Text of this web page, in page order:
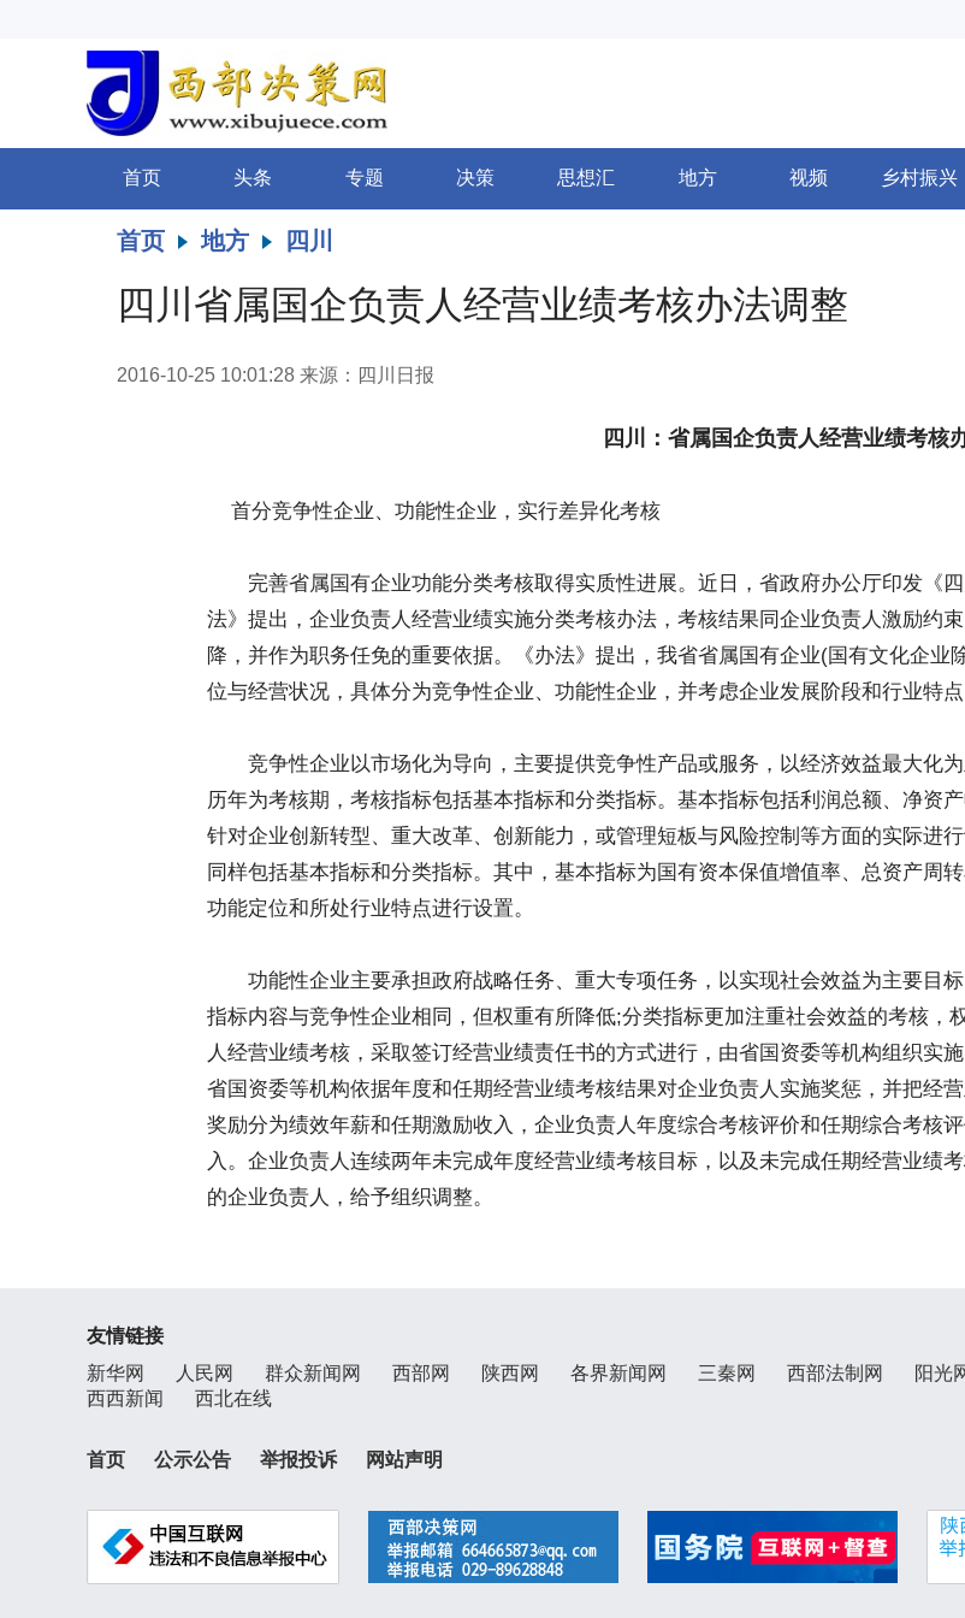
首页 头条 专题 决策 思想汇 地方 视频 乡村振兴
首页 地方 四川
四川省属国企负责人经营业绩考核办法调整
2016-10-25 10:01:28 来源：四川日报
四川：省属国企负责人经营业绩考核
首分竞争性企业、功能性企业，实行差异化考核
完善省属国有企业功能分类考核取得实质性进展。近日，省政府办公厅印发《
法》提出，企业负责人经营业绩实施分类考核办法，考核结果同企业负责人激励约
降，并作为职务任免的重要依据。《办法》提出，我省省属国有企业(国有文化企业
位与经营状况，具体分为竞争性企业、功能性企业，并考虑企业发展阶段和行业特
竞争性企业以市场化为导向，主要提供竞争性产品或服务，以经济效益最大化
历年为考核期，考核指标包括基本指标和分类指标。基本指标包括利润总额、净资
针对企业创新转型、重大改革、创新能力，或管理短板与风险控制等方面的实际进
同样包括基本指标和分类指标。其中，基本指标为国有资本保值增值率、总资产周
功能定位和所处行业特点进行设置。
功能性企业主要承担政府战略任务、重大专项任务，以实现社会效益为主要目
指标内容与竞争性企业相同，但权重有所降低;分类指标更加注重社会效益的考核，
人经营业绩考核，采取签订经营业绩责任书的方式进行，由省国资委等机构组织实
省国资委等机构依据年度和任期经营业绩考核结果对企业负责人实施奖惩，并把经
奖励分为绩效年薪和任期激励收入，企业负责人年度综合考核评价和任期综合考核
入。企业负责人连续两年未完成年度经营业绩考核目标，以及未完成任期经营业绩
的企业负责人，给予组织调整。
友情链接
新华网
人民网 群众新闻网 西部网 陕西网 各界新闻网 三秦网 西部法制网 阳光
西西新闻
西北在线
首页 公示公告 举报投诉 网站声明